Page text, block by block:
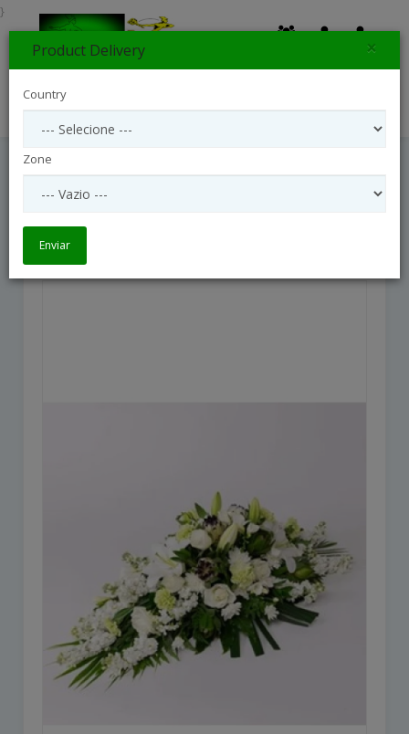
In Remembrance
}
Product Delivery ×
Country
Zone
Enviar